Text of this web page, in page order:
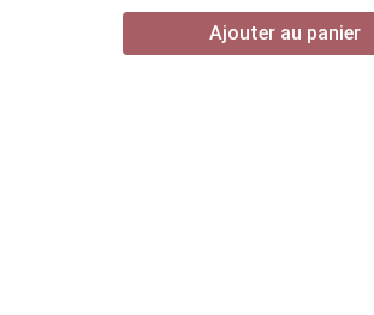
Ajouter au panier